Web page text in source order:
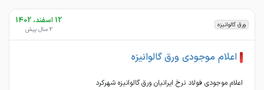
ورق گالوانیزه 12 اسفند، 1402
2 سال پیش
اعلام موجودی ورق گالوانیزه
اعلام موجودی فولاد نرخ ایرانیان ورق گالوانیزه شهرکرد